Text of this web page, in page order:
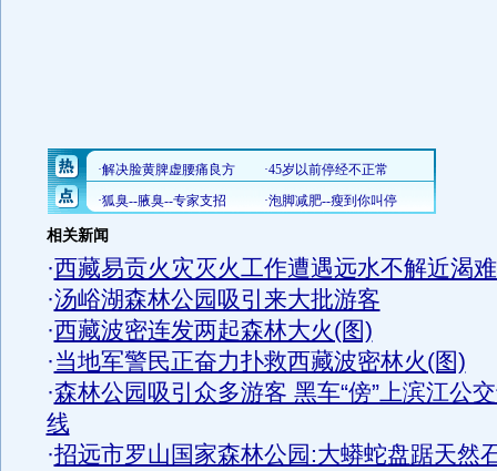
相关新闻
·西藏易贡火灾灭火工作遭遇远水不解近渴
·汤峪湖森林公园吸引来大批游客
·西藏波密连发两起森林大火(图)
·当地军警民正奋力扑救西藏波密林火(图)
·森林公园吸引众多游客 黑车“傍”上滨江公
线
·招远市罗山国家森林公园:大蟒蛇盘踞天然